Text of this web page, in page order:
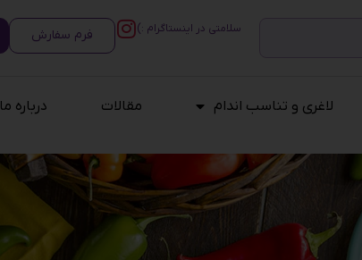
سلامتی در اینستاگرام :) فرم سفارش
لاغری و تناسب اندام مقالات درباره ما